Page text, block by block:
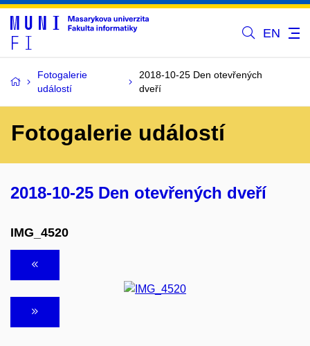
EN
Fotogalerie
událostí
2018-10-25 Den otevřených
dveří
Fotogalerie událostí
2018-10-25 Den otevřených dveří
IMG_4520